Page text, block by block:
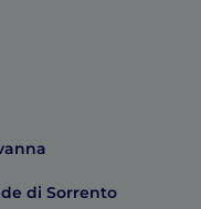
di Sorrento